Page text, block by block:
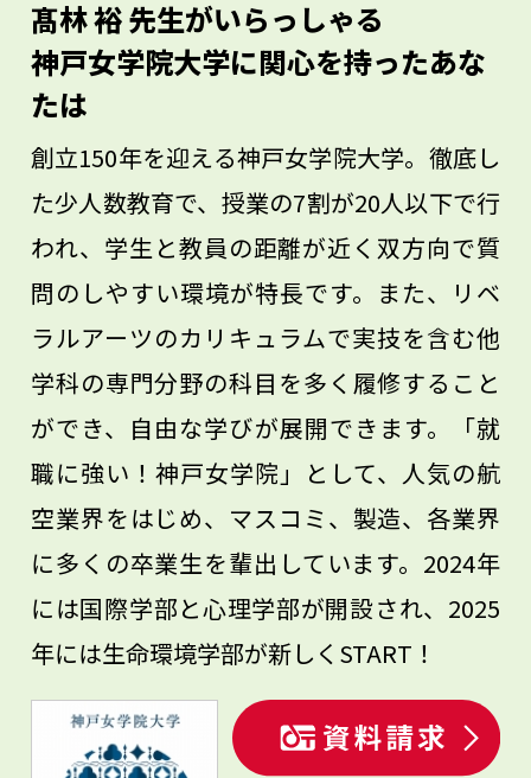
響する可能性があると思います。もし迷っ
た時は、自分は昔何が好きだったのかを考
えてみると、面白いストーリーが見つかる
かもしれません。幅広く関心を持っていろ
いろなことを吸収し、時に立ち止まって自
分の好きなものは何か考えてみてくださ
い。
髙林 裕 先生がいらっしゃる
神戸女学院大学に関心を持ったあな
たは
創立150年を迎える神戸女学院大学。徹底し
た少人数教育で、授業の7割が20人以下で行
われ、学生と教員の距離が近く双方向で質
問のしやすい環境が特長です。また、リベ
ラルアーツのカリキュラムで実技を含む他
学科の専門分野の科目を多く履修すること
ができ、自由な学びが展開できます。「就
職に強い！神戸女学院」として、人気の航
空業界をはじめ、マスコミ、製造、各業界
に多くの卒業生を輩出しています。2024年
には国際学部と心理学部が開設され、2025
年には生命環境学部が新しくSTART！